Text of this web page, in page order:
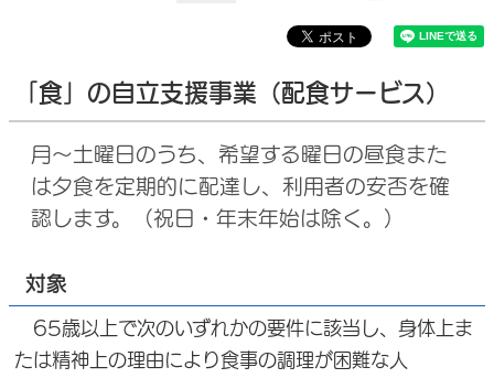
「食」の自立支援事業（配食サービス）
月～土曜日のうち、希望する曜日の昼食また
は夕食を定期的に配達し、利用者の安否を確
認します。（祝日・年末年始は除く。）
対象
65歳以上で次のいずれかの要件に該当し、身体上ま
たは精神上の理由により食事の調理が困難な人